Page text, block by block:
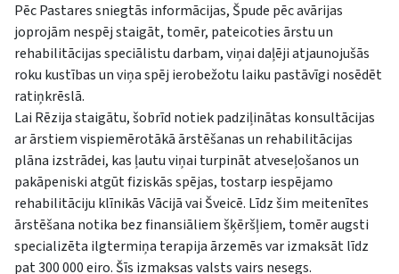
Pēc Pastares sniegtās informācijas, Špude pēc avārijas
joprojām nespēj staigāt, tomēr, pateicoties ārstu un
rehabilitācijas speciālistu darbam, viņai daļēji atjaunojušās
roku kustības un viņa spēj ierobežotu laiku pastāvīgi nosēdēt
ratiņkrēslā.
Lai Rēzija staigātu, šobrīd notiek padziļinātas konsultācijas
ar ārstiem vispiemērotākā ārstēšanas un rehabilitācijas
plāna izstrādei, kas ļautu viņai turpināt atveseļošanos un
pakāpeniski atgūt fiziskās spējas, tostarp iespējamo
rehabilitāciju klīnikās Vācijā vai Šveicē. Līdz šim meitenītes
ārstēšana notika bez finansiāliem šķēršļiem, tomēr augsti
specializēta ilgtermiņa terapija ārzemēs var izmaksāt līdz
pat 300 000 eiro. Šīs izmaksas valsts vairs nesegs.